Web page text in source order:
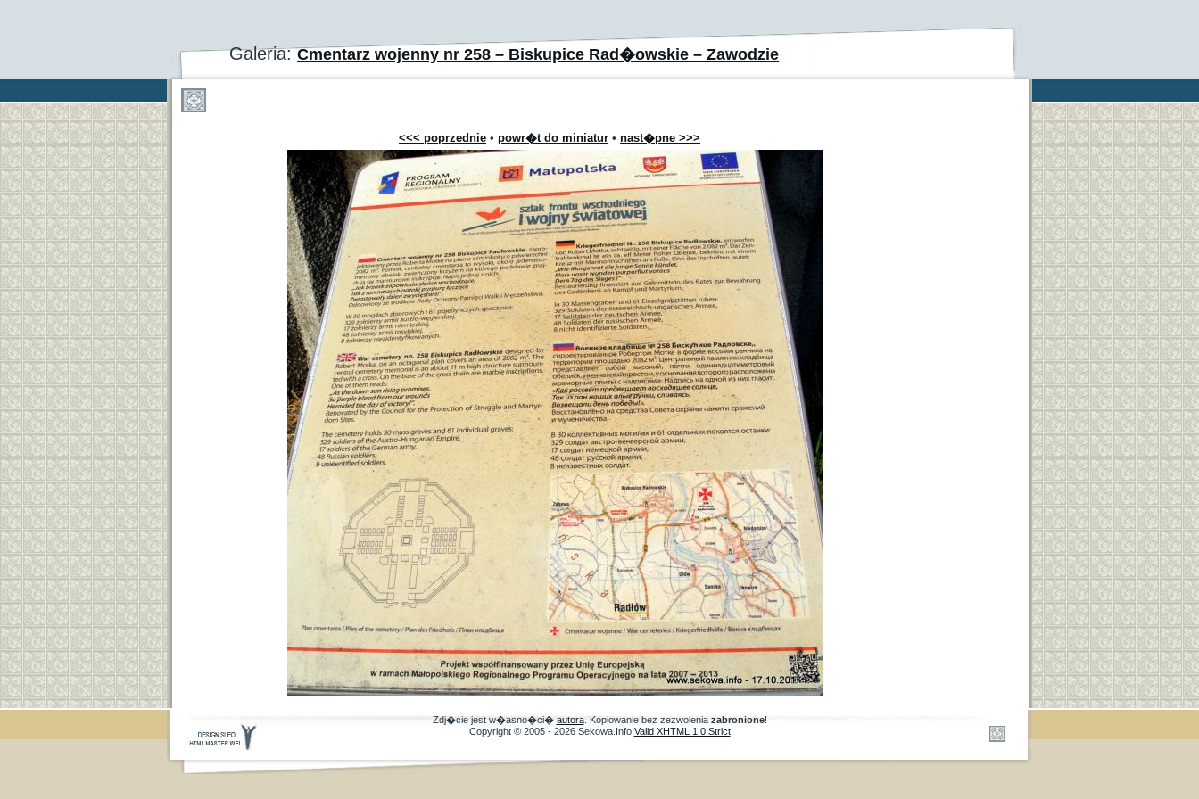
Galeria:Cmentarz wojenny nr 258 – Biskupice Rad�owskie – Zawodzie
<<< poprzednie • powr�t do miniatur • nast�pne >>>
Zdj�cie jest w�asno�ci� autora. Kopiowanie bez zezwolenia zabronione!
Copyright © 2005 - 2026 Sekowa.Info Valid XHTML 1.0 Strict